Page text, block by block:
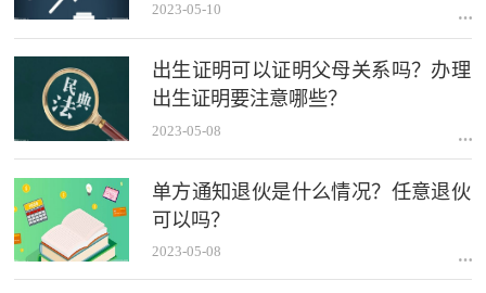
2023-05-10
出生证明可以证明父母关系吗？办理
出生证明要注意哪些？
2023-05-08
单方通知退伙是什么情况？任意退伙
可以吗？
2023-05-08